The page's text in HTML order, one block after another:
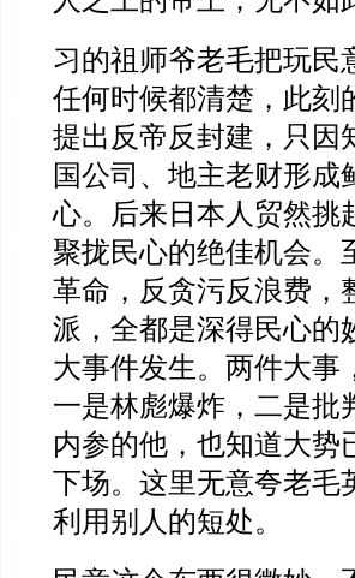
习的祖师爷老毛把玩民
任何时候都清楚，此刻
提出反帝反封建，只因
国公司、地主老财形成
心。后来日本人贸然挑
聚拢民心的绝佳机会。
革命，反贪污反浪费，
派，全都是深得民心的
大事件发生。两件大事
一是林彪爆炸，二是批
内参的他，也知道大势
下场。这里无意夸老毛
利用别人的短处。